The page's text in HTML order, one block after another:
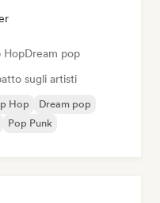
HopDream pop
sugli artisti
Hop
Dream pop
Pop Punk